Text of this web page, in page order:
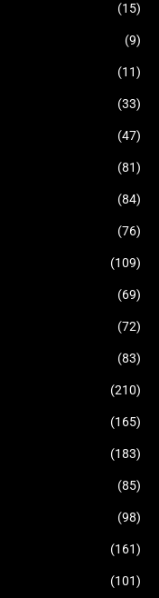
(15)
(9)
(11)
(33)
(47)
(81)
(84)
(76)
(109)
(69)
(72)
(83)
(210)
(165)
(183)
(85)
(98)
(161)
(101)